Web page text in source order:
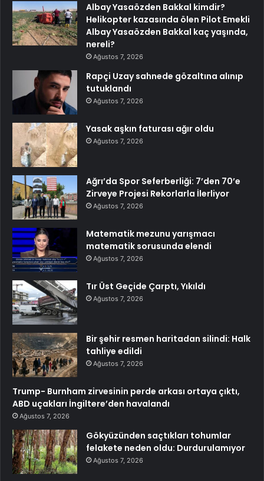
Albay Yasaözden Bakkal kimdir?
Helikopter kazasında ölen Pilot Emekli
Albay Yasaözden Bakkal kaç yaşında,
nereli?
Ağustos 7, 2026
Rapçi Uzay sahnede gözaltına alınıp
tutuklandı
Ağustos 7, 2026
Yasak aşkın faturası ağır oldu
Ağustos 7, 2026
Ağrı’da Spor Seferberliği: 7’den 70’e
Zirveye Projesi Rekorlarla İlerliyor
Ağustos 7, 2026
Matematik mezunu yarışmacı
matematik sorusunda elendi
Ağustos 7, 2026
Tır Üst Geçide Çarptı, Yıkıldı
Ağustos 7, 2026
Bir şehir resmen haritadan silindi: Halk
tahliye edildi
Ağustos 7, 2026
Trump- Burnham zirvesinin perde arkası ortaya çıktı,
ABD uçakları İngiltere’den havalandı
Ağustos 7, 2026
Gökyüzünden saçtıkları tohumlar
felakete neden oldu: Durdurulamıyor
Ağustos 7, 2026